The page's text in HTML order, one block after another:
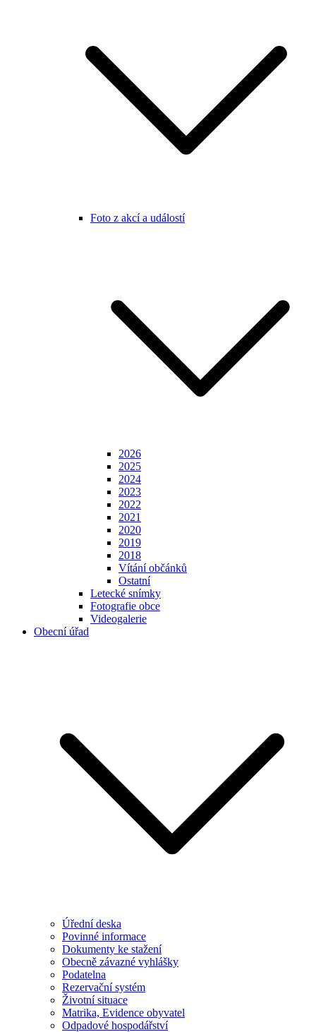
Foto z akcí a událostí
2026
2025
2024
2023
2022
2021
2020
2019
2018
Vítání občánků
Ostatní
Letecké snímky
Fotografie obce
Videogalerie
Obecní úřad
Úřední deska
Povinné informace
Dokumenty ke stažení
Obecně závazné vyhlášky
Podatelna
Rezervační systém
Životní situace
Matrika, Evidence obyvatel
Odpadové hospodářství